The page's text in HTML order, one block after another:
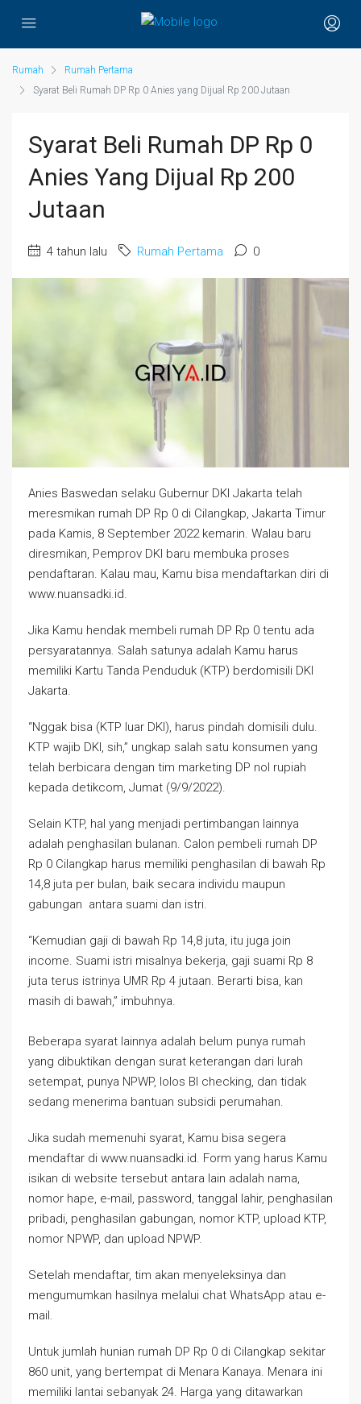
Rumah
Rumah Pertama
Syarat Beli Rumah DP Rp 0 Anies yang Dijual Rp 200 Jutaan
Syarat Beli Rumah DP Rp 0
Anies Yang Dijual Rp 200
Jutaan
4 tahun lalu Rumah Pertama 0
Anies Baswedan selaku Gubernur DKI Jakarta telah
meresmikan rumah DP Rp 0 di Cilangkap, Jakarta Timur
pada Kamis, 8 September 2022 kemarin. Walau baru
diresmikan, Pemprov DKI baru membuka proses
pendaftaran. Kalau mau, Kamu bisa mendaftarkan diri di
www.nuansadki.id.
Jika Kamu hendak membeli rumah DP Rp 0 tentu ada
persyaratannya. Salah satunya adalah Kamu harus
memiliki Kartu Tanda Penduduk (KTP) berdomisili DKI
Jakarta.
“Nggak bisa (KTP luar DKI), harus pindah domisili dulu.
KTP wajib DKI, sih,” ungkap salah satu konsumen yang
telah berbicara dengan tim marketing DP nol rupiah
kepada detikcom, Jumat (9/9/2022).
Selain KTP, hal yang menjadi pertimbangan lainnya
adalah penghasilan bulanan. Calon pembeli rumah DP
Rp 0 Cilangkap harus memiliki penghasilan di bawah Rp
14,8 juta per bulan, baik secara individu maupun
gabungan antara suami dan istri.
“Kemudian gaji di bawah Rp 14,8 juta, itu juga join
income. Suami istri misalnya bekerja, gaji suami Rp 8
juta terus istrinya UMR Rp 4 jutaan. Berarti bisa, kan
masih di bawah,” imbuhnya.
Beberapa syarat lainnya adalah belum punya rumah
yang dibuktikan dengan surat keterangan dari lurah
setempat, punya NPWP, lolos BI checking, dan tidak
sedang menerima bantuan subsidi perumahan.
Jika sudah memenuhi syarat, Kamu bisa segera
mendaftar di www.nuansadki.id. Form yang harus Kamu
isikan di website tersebut antara lain adalah nama,
nomor hape, e-mail, password, tanggal lahir, penghasilan
pribadi, penghasilan gabungan, nomor KTP, upload KTP,
nomor NPWP, dan upload NPWP.
Setelah mendaftar, tim akan menyeleksinya dan
mengumumkan hasilnya melalui chat WhatsApp atau e-
mail.
Untuk jumlah hunian rumah DP Rp 0 di Cilangkap sekitar
860 unit, yang bertempat di Menara Kanaya. Menara ini
memiliki lantai sebanyak 24. Harga yang ditawarkan